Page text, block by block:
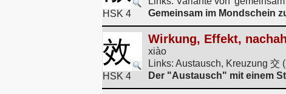
HSK 4
Gemeinsam im Mondschein
效
HSK 4
Wirkung, Effekt,
xiào
Links: Austausch, Kreuzung 交
Der "Austausch" mit einem